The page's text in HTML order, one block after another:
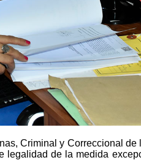
Criminal y Correccional
legalidad de la medida